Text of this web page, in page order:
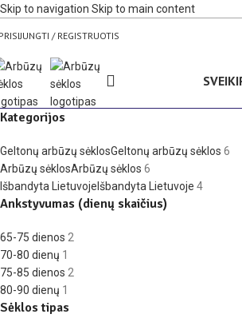
Skip to navigation Skip to main content
/ REGISTRUOTIS
SVEIKI
Kategorijos
Geltonų arbūzų sėklosGeltonų arbūzų sėklos 6
Arbūzų sėklosArbūzų sėklos 6
Išbandyta Lietuvoje Išbandyta Lietuvoje 4
Ankstyvumas (dienų skaičius)
65-75 dienos 2
70-80 dienų 1
75-85 dienos 2
80-90 dienų 1
Sėklos tipas